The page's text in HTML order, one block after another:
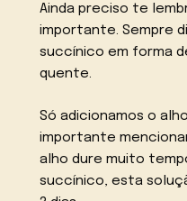
Ainda preciso te
importante. Sempre
succínico em forma
quente.
Só adicionamos o
importante
alho dure muito
succínico, esta